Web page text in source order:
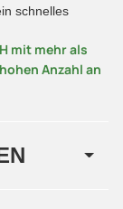
schnelles
mit mehr als
Anzahl an